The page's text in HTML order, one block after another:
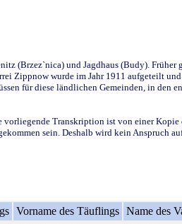
(Brzez`nica) und Jagdhaus (Budy).
Zippnow wurde im Jahr 1911 aufgeteilt
für diese ländlichen Gemeinden, in den
Transkription ist von einer
sein. Deshalb wird kein Anspruch
Vorname des Täuflings Name des